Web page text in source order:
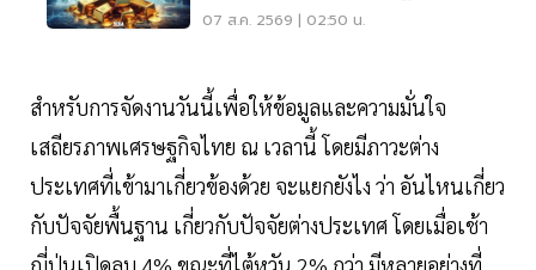
07 ส.ค. 2569 | 02:50 น.
สำหรับการจัดงานวันนี้เพื่อให้ข้อมูลและความมั่นใจ
เสถียรภาพเศรษฐกิจไทย ณ เวลานี้ โดยมีภาวะต่าง
ประเทศที่เข้ามาเกี่ยวข้องด้วย จะแยกยังไง ว่า อันไหนเกี่ยว
กับปัจจัยพื้นฐาน เกี่ยวกับปัจจัยต่างประเทศ โดยเมื่อเช้า